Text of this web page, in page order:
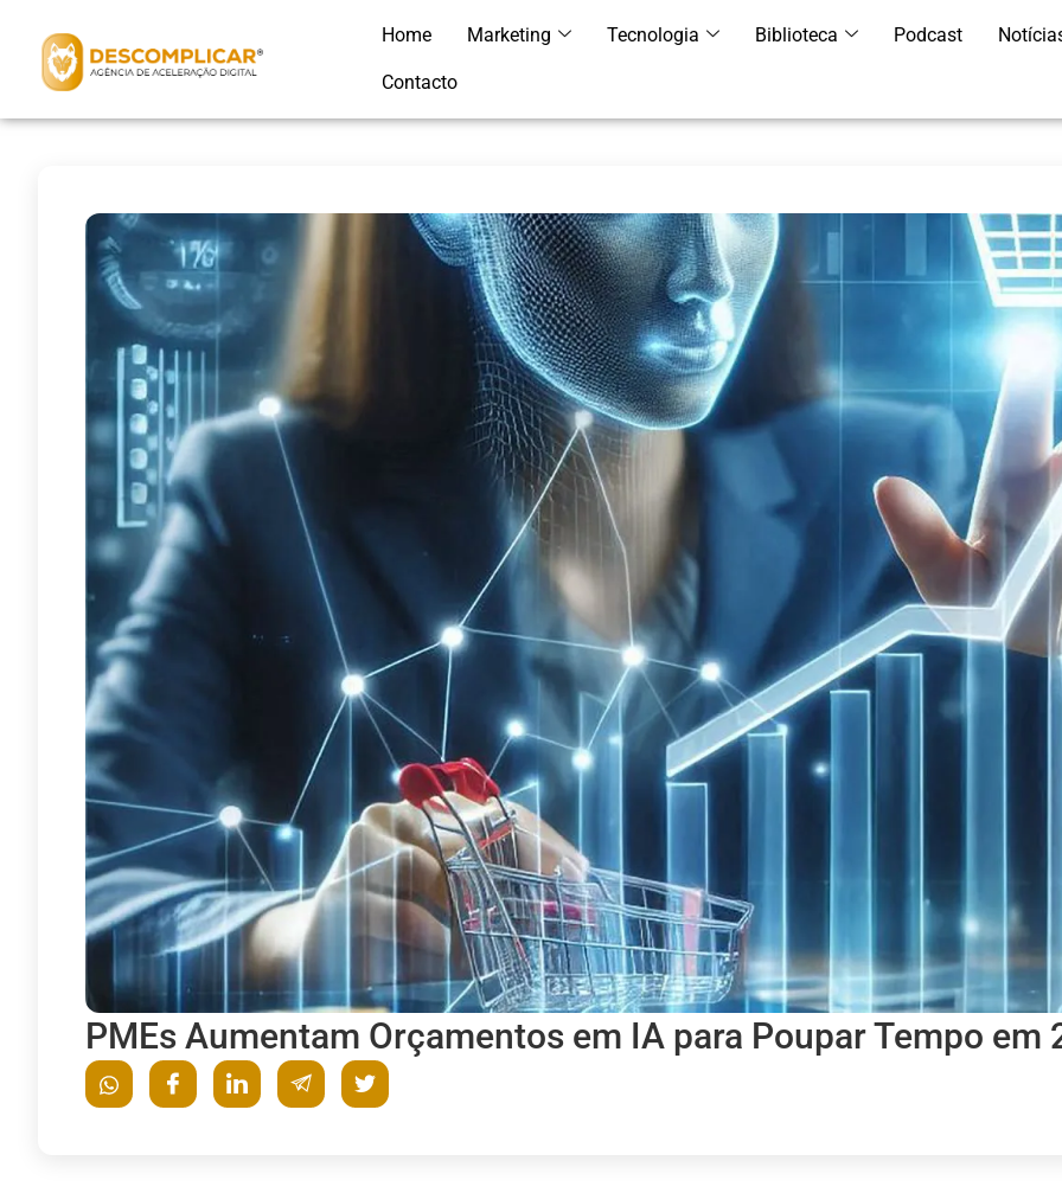
Home Marketing Tecnologia Biblioteca Podcast
Contacto
PMEs Aumentam Orçamentos em IA para Poupar Tempo em